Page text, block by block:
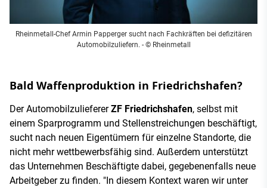
Rheinmetall-Chef Armin Papperger sucht nach Fachkräften bei defizitären
Automobilzuliefern. - © Rheinmetall
Bald Waffenproduktion in Friedrichshafen?
Der AutomobilzuliefererZF Friedrichshafen, selbst mit
einem Sparprogramm und Stellenstreichungen beschäftigt,
sucht nach neuen Eigentümern für einzelne Standorte, die
nicht mehr wettbewerbsfähig sind. Außerdem unterstützt
das Unternehmen Beschäftigte dabei, gegebenenfalls neue
Arbeitgeber zu finden. "In diesem Kontext waren wir unter